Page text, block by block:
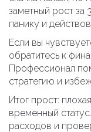
заметный рост за
панику и
Если вы
обратитесь к
Профессионал
стратегию и
Итог прост:
временный
расходов и